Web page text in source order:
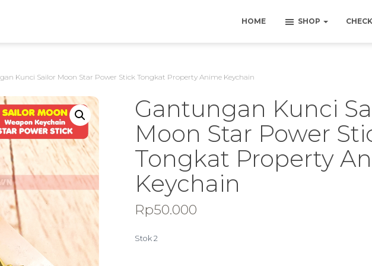
HOME SHOP
Kunci Sailor Moon Star Power Stick Tongkat Property Anime Keychain
Gantungan Kunci
Moon Star Power
Tongkat Property
Keychain
Rp50.000
Stok 2